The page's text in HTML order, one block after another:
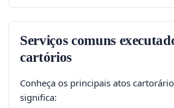
Serviços comuns
cartórios
Conheça os principais atos
significa: